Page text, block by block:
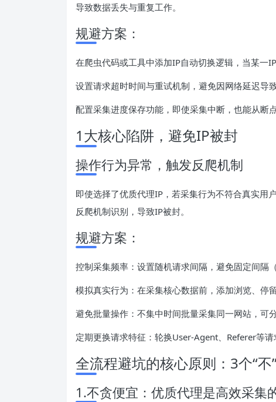
导致数据丢失与重复工作。
规避方案：
在爬虫代码或工具中添加IP自动切换逻辑，当某一
设置请求超时时间与重试机制，避免因网络延迟导
配置采集进度保存功能，即使采集中断，也能从断
1大核心陷阱，避免IP被封
操作行为异常，触发反爬机制
即使选择了优质代理IP，若采集行为不符合真实用
反爬机制识别，导致IP被封。
规避方案：
控制采集频率：设置随机请求间隔，避免固定间隔
模拟真实行为：在采集核心数据前，添加浏览、停
避免批量操作：不集中时间批量采集同一网站，可
定期更换请求特征：轮换User-Agent、Referer等
全流程避坑的核心原则：3个“不
1.不贪便宜：优质代理是高效采集